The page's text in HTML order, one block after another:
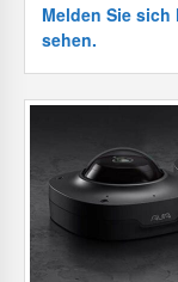
Melden Sie
sehen.